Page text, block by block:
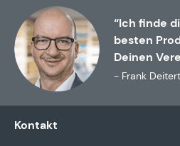
“Ich finde
besten
Deinen
- Frank
Kontakt